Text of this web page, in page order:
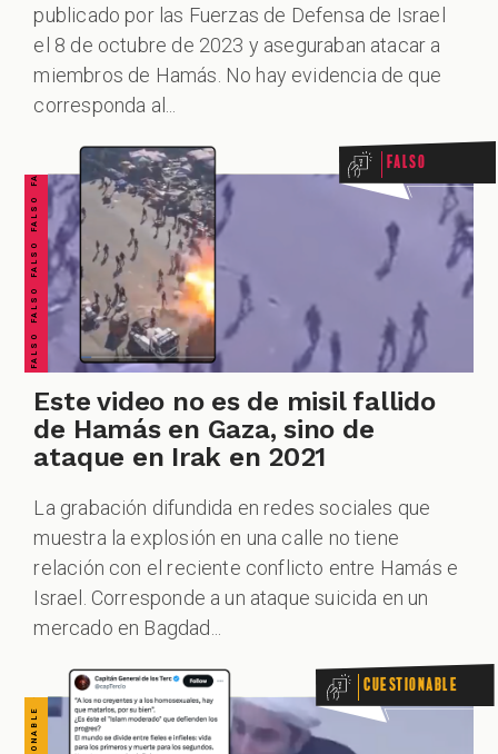
publicado por las Fuerzas de Defensa de Israel
el 8 de octubre de 2023 y aseguraban atacar a
miembros de Hamás. No hay evidencia de que
corresponda al...
FALSO FALSO FALSO FALSO FALSO FALSO FALSO Falso
Este video no es de misil fallido
de Hamás en Gaza, sino de
ataque en Irak en 2021
La grabación difundida en redes sociales que
muestra la explosión en una calle no tiene
relación con el reciente conflicto entre Hamás e
Israel. Corresponde a un ataque suicida en un
mercado en Bagdad...
CUESTIONABLE CUESTIONABLE CUESTIONABLE CUESTIONABLE CUESTIONABLE CUESTIONABLE CUESTIONABLE Cuestionable